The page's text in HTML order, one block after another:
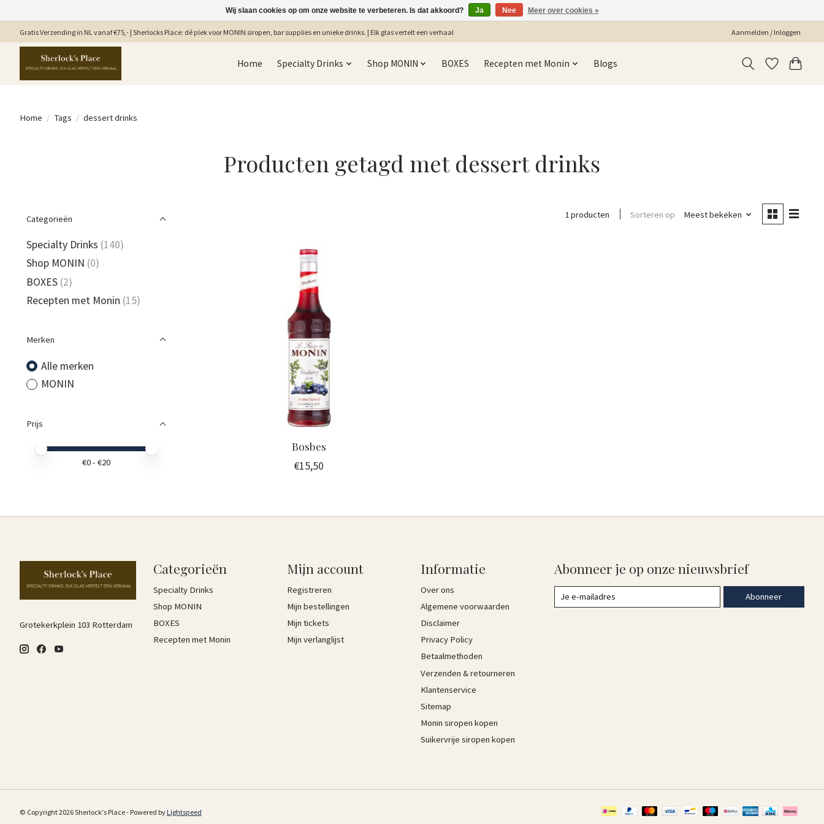
Gratis Verzending in NL vanaf €75,- | Sherlocks Place: dé plek voor MONIN siropen, bar supplies en unieke drinks. | Elk glas vertelt een verhaal Aanmelden / Inloggen
Home Specialty Drinks Shop MONIN BOXES Recepten met Monin Blogs
Home / Tags / dessert drinks
Producten getagd met dessert drinks
Categorieën
Specialty Drinks (140)
Shop MONIN (0)
BOXES (2)
Recepten met Monin (15)
Merken
Alle merken
MONIN
Prijs
Minimale prijswaarde
Price maximum value
€0- €20
1 producten Sorteren op Meest bekeken
Bosbes
€15,50
Grotekerkplein 103 Rotterdam
Categorieën
Specialty Drinks
Shop MONIN
BOXES
Recepten met Monin
Mijn account
Registreren
Mijn bestellingen
Mijn tickets
Mijn verlanglijst
Informatie
Over ons
Algemene voorwaarden
Disclaimer
Privacy Policy
Betaalmethoden
Verzenden & retourneren
Klantenservice
Sitemap
Monin siropen kopen
Suikervrije siropen kopen
Abonneer je op onze nieuwsbrief
Abonneer
© Copyright 2026 Sherlock's Place - Powered byLightspeed
Wij slaan cookies op om onze website te verbeteren. Is dat akkoord? Ja Nee Meer over cookies »